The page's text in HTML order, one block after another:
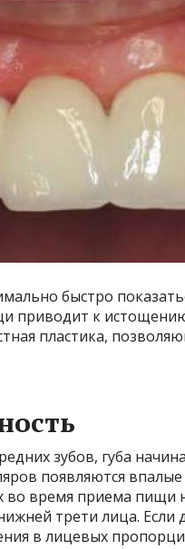
быстро
приводит к
пластика,
зубов, губа
появляются
во время приема пищи
трети лица. Если
в лицевых